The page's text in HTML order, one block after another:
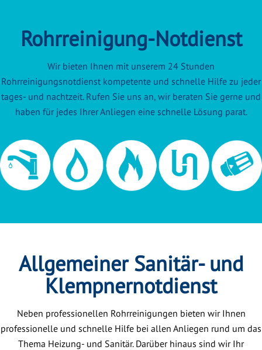
Rohrreinigung-Notdienst
Wir bieten Ihnen mit unserem 24 Stunden
Rohrreinigungsnotdienst kompetente und schnelle Hilfe zu jeder
tages- und nachtzeit. Rufen Sie uns an, wir beraten Sie gerne und
haben für jedes Ihrer Anliegen eine schnelle Lösung parat.
Allgemeiner Sanitär- und
Klempnernotdienst
Neben professionellen Rohrreinigungen bieten wir Ihnen
professionelle und schnelle Hilfe bei allen Anliegen rund um das
Thema Heizung- und Sanitär. Darüber hinaus sind wir Ihr